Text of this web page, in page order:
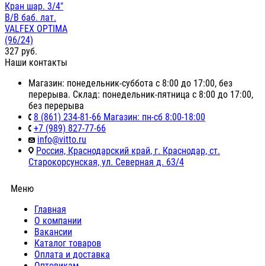
Кран шар. 3/4"
В/В баб. лат.
VALFEX OPTIMA
(96/24)
327 руб.
Наши контакты
Магазин: понедельник-суббота с 8:00 до 17:00, без
перерыва. Склад: понедельник-пятница с 8:00 до 17:00,
без перерыва
8 (861) 234-81-66 Магазин: пн-сб 8:00-18:00
+7 (989) 827-77-66
info@vitto.ru
Россия, Краснодарский край, г. Краснодар, ст.
Старокорсунская, ул. Северная д. 63/4
Меню
Главная
О компании
Вакансии
Каталог товаров
Оплата и доставка